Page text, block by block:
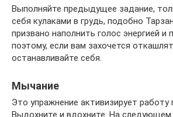
Выполняйте предыдущее задание,
себя кулаками в грудь, подобно
призвано наполнить голос энергией и
поэтому, если вам захочется
останавливайте себя.
Мычание
Это упражнение активизирует работу
Выдохните и вдохните. На следующем